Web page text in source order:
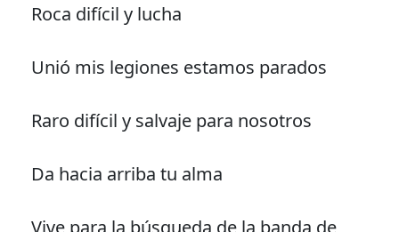
Roca difícil y lucha
Unió mis legiones estamos parados
Raro difícil y salvaje para nosotros
Da hacia arriba tu alma
Vive para la búsqueda de la banda de